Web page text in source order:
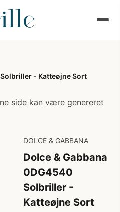
- Katteøjne Sort
side kan være genereret
DOLCE & GABBANA
Dolce & Gabbana
0DG4540
Solbriller -
Katteøjne Sort